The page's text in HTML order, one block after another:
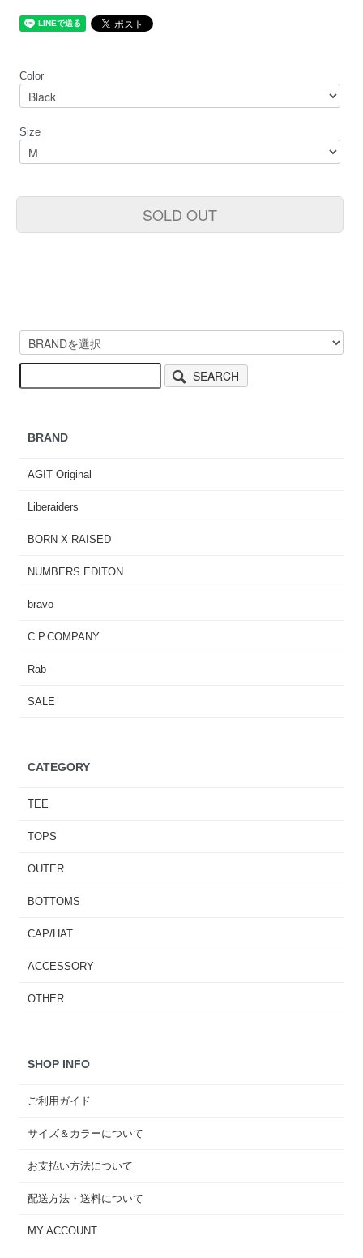
Color
Size
SOLD OUT
SEARCH
BRAND
AGIT Original
Liberaiders
BORN X RAISED
NUMBERS EDITON
bravo
C.P.COMPANY
Rab
SALE
CATEGORY
TEE
TOPS
OUTER
BOTTOMS
CAP/HAT
ACCESSORY
OTHER
SHOP INFO
ご利用ガイド
サイズ＆カラーについて
お支払い方法について
配送方法・送料について
MY ACCOUNT